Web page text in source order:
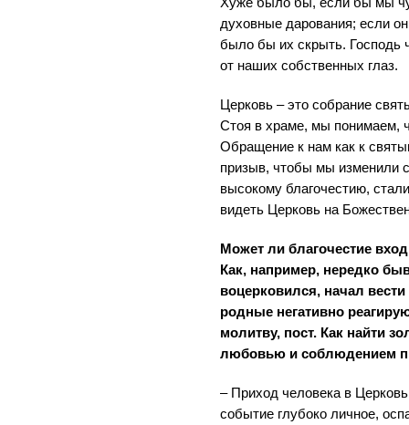
духовные дарования; если
было бы их скрыть. Господь
от наших собственных глаз.
Церковь – это собрание
Стоя в храме, мы понимаем,
Обращение к нам как к
призыв, чтобы мы изменили
высокому благочестию,
видеть Церковь на
Может ли благочестие
Как, например, нередко
воцерковился, начал
родные негативно
молитву, пост. Как найти
любовью и соблюдением
– Приход человека в
событие глубоко личное,